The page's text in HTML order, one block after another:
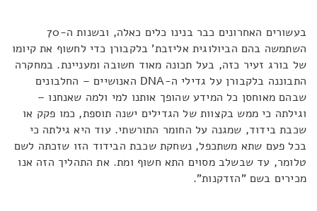
בעשורים האחרונים כבר בנינו כלים כאלה, ובשנות ה-70
השתמשה בהם הביולוגית אליזבת' בלקבורן כדי לחשוף את קיומו
של בורג זעיר כזה, בעל תכונה מאוד חשובה ומעניינת. במחקרה
התבוננה בלקבורן על גדילי ה-DNA האנושיים – החלבונים
שבהם מאוחסן כל המידע שהופך אותנו למי ולמה שאנחנו –
וגילתה כי ממש בקצוות של הגדילים ישנה תוספת, כמו פקק או
שכבת בידוד, שמגנה על החומר התורשתי. עוד היא גילתה כי
בכל פעם שתא משתכפל, נשחקת שכבת הבידוד הזו שזכתה לשם
טלומר, עד שבשלב מסוים התא חשוף ומת. את התהליך הזה אנו
מכירים בשם "הזדקנות".